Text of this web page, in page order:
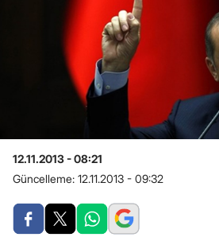
12.11.2013 - 08:21
Güncelleme: 12.11.2013 - 09:32